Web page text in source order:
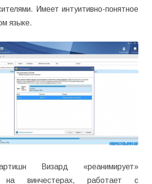
Имеет интуитивно-понятное
языке.
Визард «реанимирует»
на винчестерах, работает с